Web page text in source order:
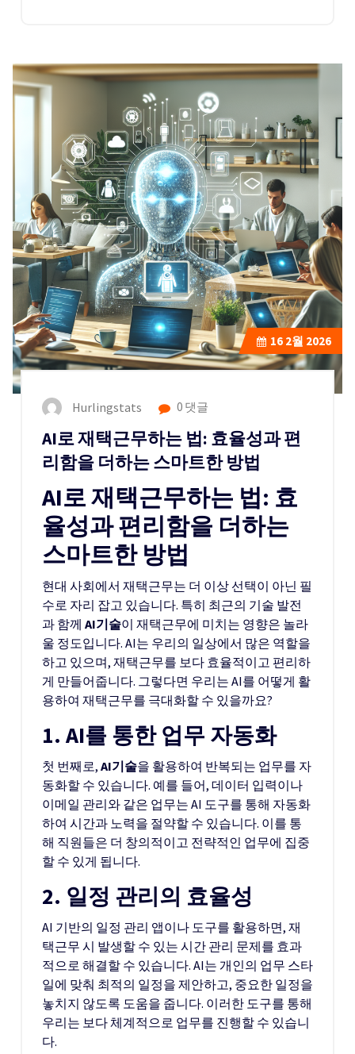
16 2월 2026
Hurlingstats 0 댓글
AI로 재택근무하는 법: 효율성과 편
리함을 더하는 스마트한 방법
AI로 재택근무하는 법: 효
율성과 편리함을 더하는
스마트한 방법
현대 사회에서 재택근무는 더 이상 선택이 아닌 필
수로 자리 잡고 있습니다. 특히 최근의 기술 발전
과 함께 AI기술이 재택근무에 미치는 영향은 놀라
울 정도입니다. AI는 우리의 일상에서 많은 역할을
하고 있으며, 재택근무를 보다 효율적이고 편리하
게 만들어줍니다. 그렇다면 우리는 AI를 어떻게 활
용하여 재택근무를 극대화할 수 있을까요?
1. AI를 통한 업무 자동화
첫 번째로, AI기술을 활용하여 반복되는 업무를 자
동화할 수 있습니다. 예를 들어, 데이터 입력이나
이메일 관리와 같은 업무는 AI 도구를 통해 자동화
하여 시간과 노력을 절약할 수 있습니다. 이를 통
해 직원들은 더 창의적이고 전략적인 업무에 집중
할 수 있게 됩니다.
2. 일정 관리의 효율성
AI 기반의 일정 관리 앱이나 도구를 활용하면, 재
택근무 시 발생할 수 있는 시간 관리 문제를 효과
적으로 해결할 수 있습니다. AI는 개인의 업무 스타
일에 맞춰 최적의 일정을 제안하고, 중요한 일정을
놓치지 않도록 도움을 줍니다. 이러한 도구를 통해
우리는 보다 체계적으로 업무를 진행할 수 있습니
다.